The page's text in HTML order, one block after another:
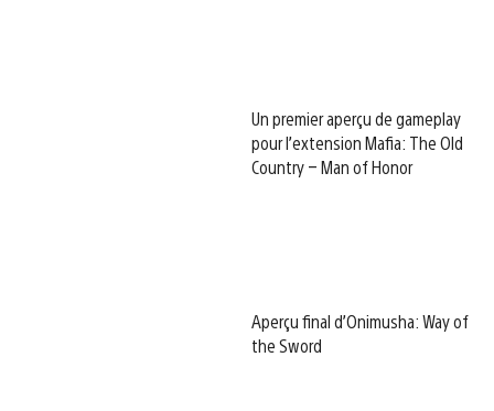
Un premier aperçu de gameplay
pour l’extension Mafia: The Old
Country – Man of Honor
Aperçu final d’Onimusha: Way of
the Sword